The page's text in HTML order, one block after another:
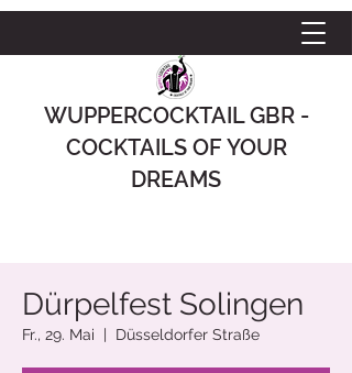
WUPPERCOCKTAIL GBR -
COCKTAILS OF YOUR
DREAMS
Dürpelfest Solingen
Fr., 29. Mai
  |
Düsseldorfer Straße